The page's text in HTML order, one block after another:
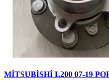
MİTSUBİSHİ L200 07-19